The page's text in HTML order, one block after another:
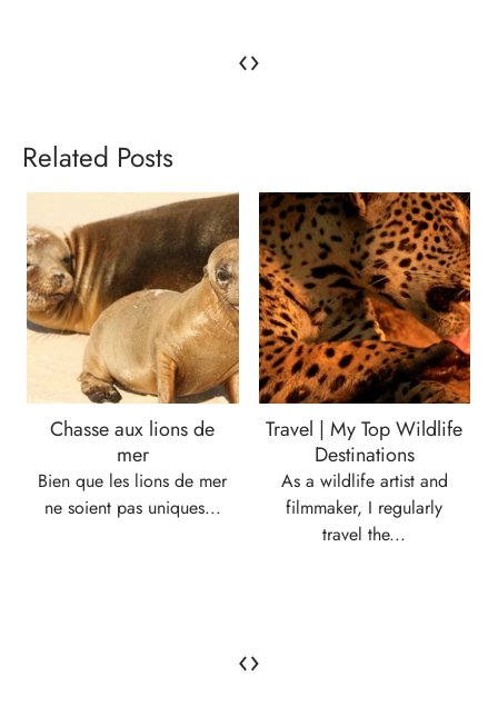
‹›
Related Posts
Chasse aux lions de
mer
Bien que les lions de mer
ne soient pas uniques...
Travel | My Top Wildlife
Destinations
As a wildlife artist and
filmmaker, I regularly
travel the...
‹›